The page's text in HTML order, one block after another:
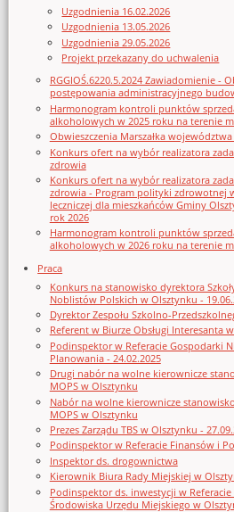
Uzgodnienia 16.02.2026
Uzgodnienia 13.05.2026
Uzgodnienia 29.05.2026
Projekt przekazany do uchwalenia
RGGIOŚ.6220.5.2024 Zawiadomienie -
postępowania administracyjnego
Harmonogram kontroli punktów
alkoholowych w 2025 roku na terenie
Obwieszczenia Marszałka
Konkurs ofert na wybór realizatora
zdrowia
Konkurs ofert na wybór realizatora
zdrowia - Program polityki zdrowotnej
leczniczej dla mieszkańców Gminy
rok 2026
Harmonogram kontroli punktów
alkoholowych w 2026 roku na terenie
Praca
Konkurs na stanowisko dyrektora
Noblistów Polskich w Olsztynku -
Dyrektor Zespołu Szkolno-
Referent w Biurze Obsługi Interesanta
Podinspektor w Referacie Gospodarki
Planowania - 24.02.2025
Drugi nabór na wolne kierownicze
MOPS w Olsztynku
Nabór na wolne kierownicze
MOPS w Olsztynku
Prezes Zarządu TBS w Olsztynku -
Podinspektor w Referacie Finansów i
Inspektor ds. drogownictwa
Kierownik Biura Rady Miejskiej w
Podinspektor ds. inwestycji w
Środowiska Urzędu Miejskiego w